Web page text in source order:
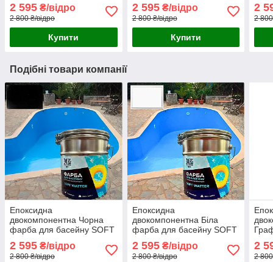
2 595 ₴/відро
2 800 ₴/відро
Купити
2 595₴/відро
2 800 ₴/відро
Купити
2
2
Подібні товари компанії
Епоксидна
двокомпонентна Чорна
фарба для басейну SOFT
WATER 4,5 кг
2 595 ₴/відро
2 800 ₴/відро
Епоксидна
двокомпонентна Біла
фарба для басейну SOFT
WATER 4,5 кг
2 595₴/відро
2 800 ₴/відро
кг
2
2